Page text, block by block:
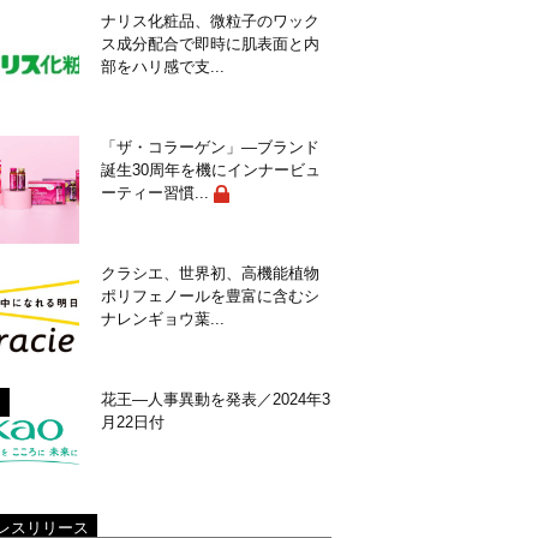
ナリス化粧品、微粒子のワック
ス成分配合で即時に肌表面と内
部をハリ感で支...
「ザ・コラーゲン」―ブランド
誕生30周年を機にインナービュ
ーティー習慣...
クラシエ、世界初、高機能植物
ポリフェノールを豊富に含むシ
ナレンギョウ葉...
花王―人事異動を発表／2024年3
月22日付
スリリース